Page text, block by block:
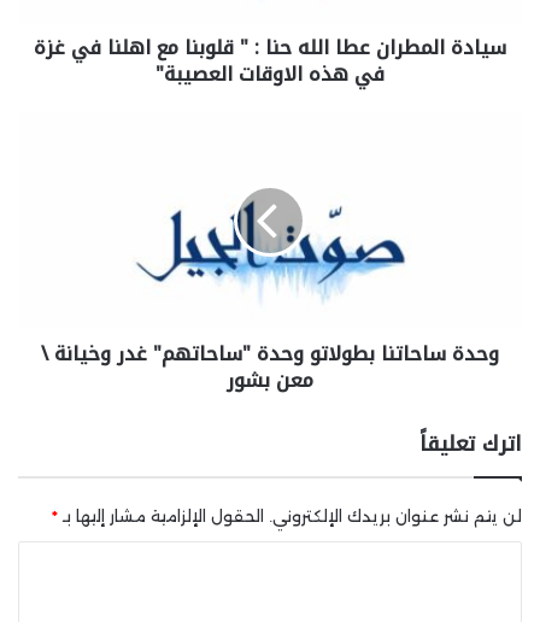
سيادة المطران عطا الله حنا : " قلوبنا مع اهلنا في غزة
في هذه الاوقات العصيبة"
وحدة ساحاتنا بطولاتو وحدة "ساحاتهم" غدر وخيانة \
معن بشور
اترك تعليقاً
لن يتم نشر عنوان بريدك الإلكتروني. الحقول الإلزامية مشار إليها بـ*